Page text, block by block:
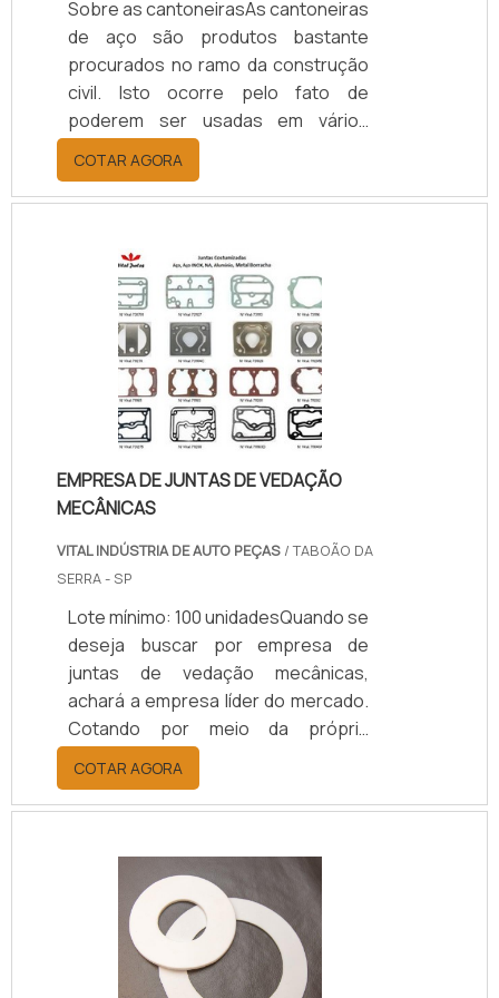
Sobre as cantoneirasAs cantoneiras
de aço são produtos bastante
procurados no ramo da construção
civil. Isto ocorre pelo fato de
poderem ser usadas em vários
projetos de construção, sempre
proporcionando alta resistência
advinda do tipo ferro utilizado como
fabricação.Principais aplicaçõesAs
cantoneiras são produtos versáteis
podendo ser usado em diversos
setores, esse tipo de peça é
extremamente resistente e por isso
preferencialmente é aplicada em:
Estruturas metálicas; To.
COTAR AGORA
EMPRESA DE JUNTAS DE VEDAÇÃO
MECÂNICAS
VITAL INDÚSTRIA DE AUTO PEÇAS / TABOÃO DA
SERRA - SP
Lote mínimo: 100 unidadesQuando se
deseja buscar por empresa de
juntas de vedação mecânicas,
achará a empresa líder do mercado.
Cotando por meio da própria
empresa e achando a melhor em
qualidade e custo benefício.Quando
o interesse é por empresa de juntas
melhor mão de obra da Vital Indústria
de Auto Peças o cliente obterá
proteção com comprometimento
com o resultado dos clientes.MAIS
SOBRE EMPRESA DE JUNTAS DE
COTAR AGORA